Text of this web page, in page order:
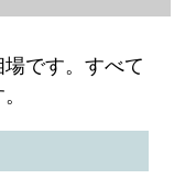
です。すべて